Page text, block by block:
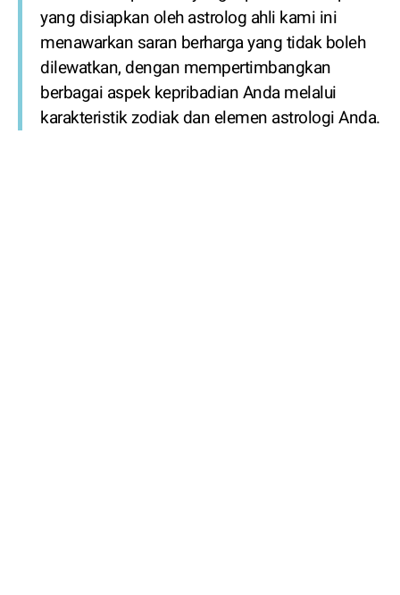
yang disiapkan oleh astrolog ahli kami ini
menawarkan saran berharga yang tidak boleh
dilewatkan, dengan mempertimbangkan
berbagai aspek kepribadian Anda melalui
karakteristik zodiak dan elemen astrologi Anda.